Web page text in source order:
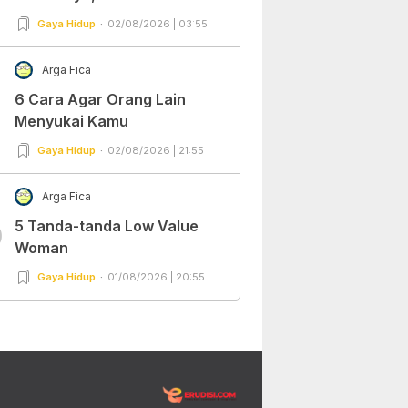
Gaya Hidup 02/08/2026 | 03:55
Arga Fica
6 Cara Agar Orang Lain
Menyukai Kamu
Gaya Hidup 02/08/2026 | 21:55
Arga Fica
5 Tanda-tanda Low Value
Woman
Gaya Hidup 01/08/2026 | 20:55